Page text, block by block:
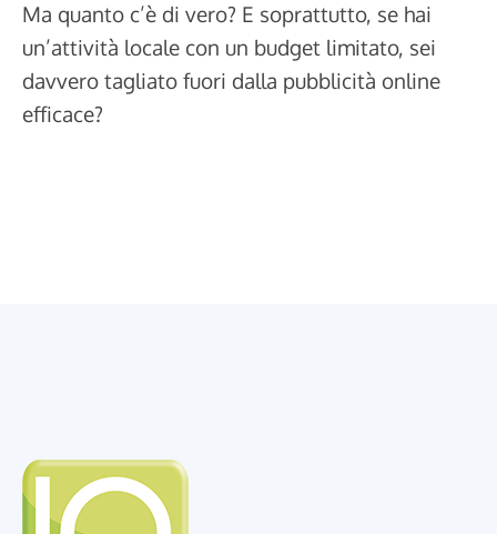
Ma quanto c’è di vero? E soprattutto, se hai
un’attività locale con un budget limitato, sei
davvero tagliato fuori dalla pubblicità online
efficace?